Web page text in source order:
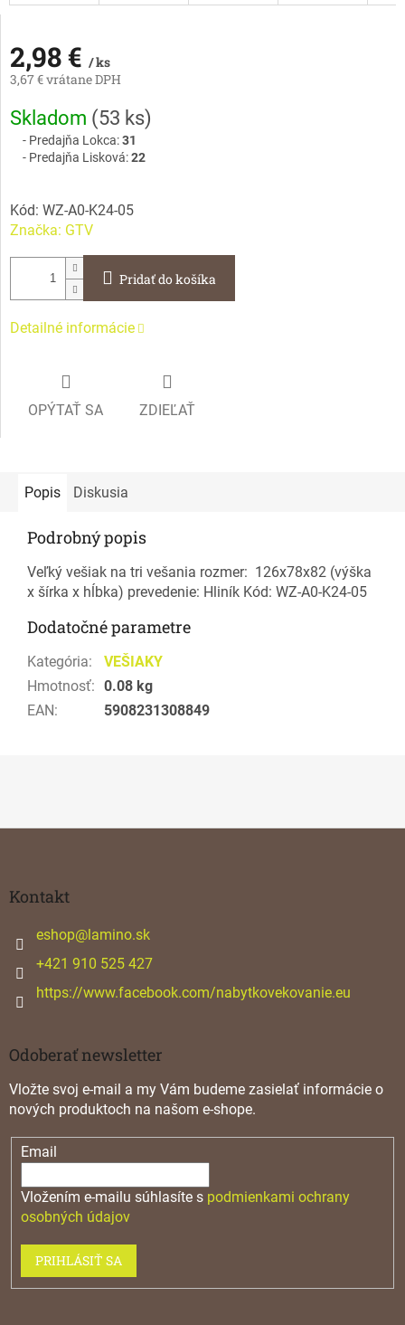
2,98 € / ks
3,67 € vrátane DPH
Jednotková
cena:
Skladom (53 ks)
Predajňa Lokca:31
Predajňa Lisková:22
Kód: WZ-A0-K24-05
Značka: GTV
Pridať do košíka
Detailné informácie
OPÝTAŤ SA ZDIEĽAŤ
Popis Diskusia
Podrobný popis
Veľký vešiak na tri vešania rozmer: 126x78x82 (výška
x šírka x hĺbka) prevedenie: Hliník Kód: WZ-A0-K24-05
Dodatočné parametre
Kategória:
VEŠIAKY
Hmotnosť: 0.08 kg
EAN: 5908231308849
Kontakt
eshop@lamino.sk
+421 910 525 427
https://www.facebook.com/nabytkovekovanie.eu
Odoberať newsletter
Vložte svoj e-mail a my Vám budeme zasielať informácie o
nových produktoch na našom e-shope.
Email
Vložením e-mailu súhlasíte s podmienkami ochrany
osobných údajov
PRIHLÁSIŤ SA